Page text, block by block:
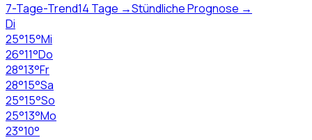
7-Tage-Trend14 Tage →Stündliche Prognose →
Di
25°15°Mi
26°11°Do
28°13°Fr
28°15°Sa
25°15°So
25°13°Mo
23°10°